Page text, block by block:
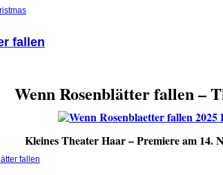
fallen
Wenn Rosenblätter fallen –
Kleines Theater Haar – Premiere am 14.
fallen